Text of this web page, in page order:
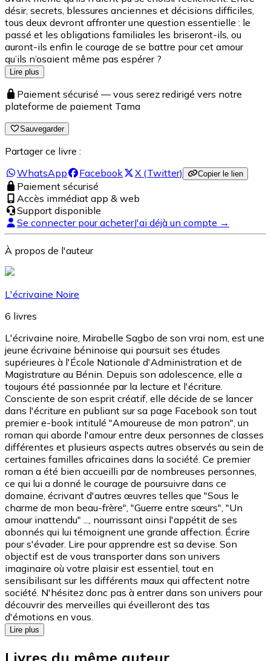
désir, secrets, blessures anciennes et décisions difficiles,
tous deux devront affronter une question essentielle : le
passé et les obligations familiales les briseront-ils, ou
auront-ils enfin le courage de se battre pour cet amour
qu’ils n’osaient même pas espérer ?
Lire plus
Paiement sécurisé — vous serez redirigé vers notre
plateforme de paiement Tama
Sauvegarder
Partager ce livre :
WhatsApp
Facebook X (Twitter) Copier le lien
Paiement sécurisé
Accès immédiat app & web
Support disponible
Se connecter pour acheterJ'ai déjà un compte →
À propos de l'auteur
L'écrivaine Noire
6 livres
L'écrivaine noire, Mirabelle Sagbo de son vrai nom, est une
jeune écrivaine béninoise qui poursuit ses études
supérieures à l'École Nationale d'Administration et de
Magistrature au Bénin. Depuis son adolescence, elle a
toujours été passionnée par la lecture et l'écriture.
Consciente de son esprit créatif, elle décide de se lancer
dans l'écriture en publiant sur sa page Facebook son tout
premier e-book intitulé "Amoureuse de mon patron", un
roman qui aborde l'amour entre deux personnes de classes
différentes et plusieurs aspects autres observés au sein de
certaines familles africaines dans la société. Ce premier
roman a été bien accueilli par de nombreuses personnes,
ce qui lui a donné le courage de poursuivre dans ce
domaine, écrivant d'autres œuvres telles que "Sous le
charme de mon beau-frère", "Guerre entre sœurs", "Un
amour inattendu" ..., nourrissant ainsi l'appétit de ses
abonnés qui lui témoignent une grande affection. Écrire
pour s'évader. Lire pour apprendre est sa devise. Son
objectif est de vous transporter dans son univers
imaginaire où votre plaisir est essentiel, tout en
sensibilisant sur les différents maux qui affectent notre
société. N'hésitez donc pas à entrer dans son univers pour
découvrir des merveilles qui éveilleront des tas
d'émotions en vous.
Lire plus
Livres du même auteur